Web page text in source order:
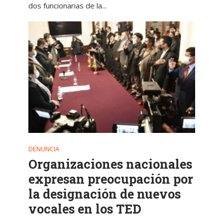
dos funcionarias de la...
DENUNCIA
Organizaciones nacionales
expresan preocupación por
la designación de nuevos
vocales en los TED